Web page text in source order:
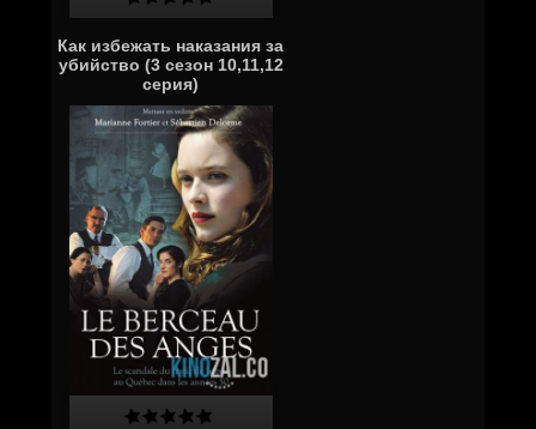
Как избежать наказания за
убийство (3 сезон 10,11,12
серия)